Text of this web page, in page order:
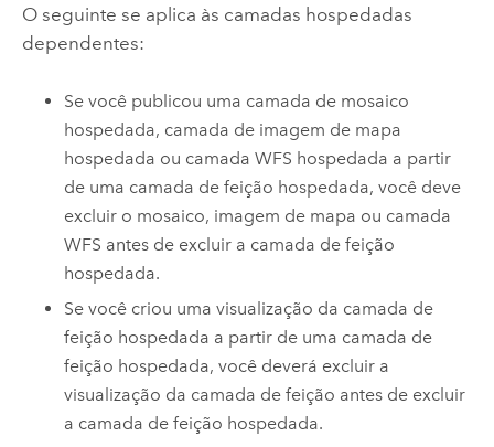
O seguinte se aplica às camadas hospedadas
dependentes:
Se você publicou uma camada de mosaico
hospedada, camada de imagem de mapa
hospedada ou camada WFS hospedada a partir
de uma camada de feição hospedada, você deve
excluir o mosaico, imagem de mapa ou camada
WFS antes de excluir a camada de feição
hospedada.
Se você criou uma visualização da camada de
feição hospedada a partir de uma camada de
feição hospedada, você deverá excluir a
visualização da camada de feição antes de excluir
a camada de feição hospedada.